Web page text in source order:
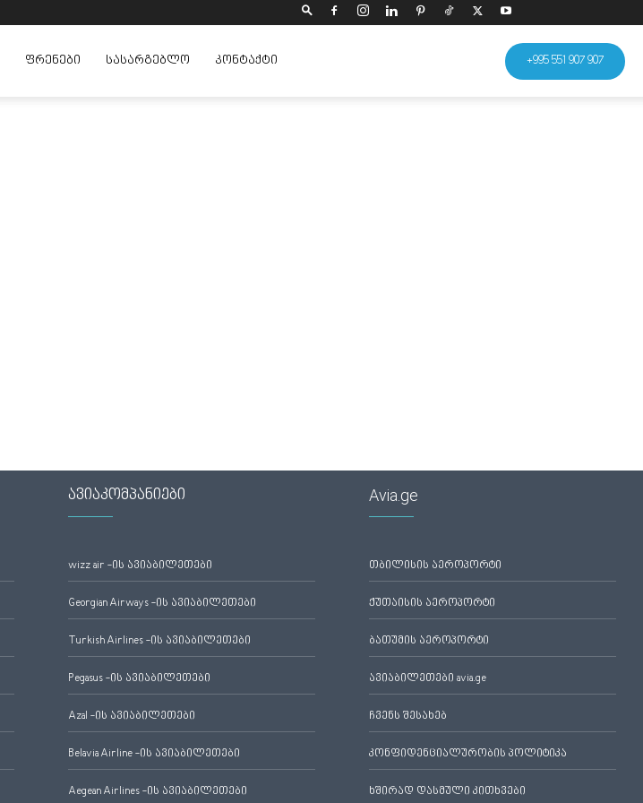
+995 551 907 907
ᲤᲠᲔᲜᲔᲑᲘ ᲡᲐᲡᲐᲠᲒᲔᲑᲚᲝ ᲙᲝᲜᲢᲐᲥᲢᲘ
ავიაკომპანიები
wizz air -ის ავიაბილეთები
Georgian Airways -ის ავიაბილეთები
Turkish Airlines -ის ავიაბილეთები
Pegasus -ის ავიაბილეთები
Azal -ის ავიაბილეთები
Belavia Airline -ის ავიაბილეთები
Aegean Airlines -ის ავიაბილეთები
Avia.ge
თბილისის აეროპორტი
ქუთაისის აეროპორტი
ბათუმის აეროპორტი
ავიაბილეთები avia.ge
ჩვენს შესახებ
კონფიდენციალურობის პოლიტიკა
ხშირად დასმული კითხვები